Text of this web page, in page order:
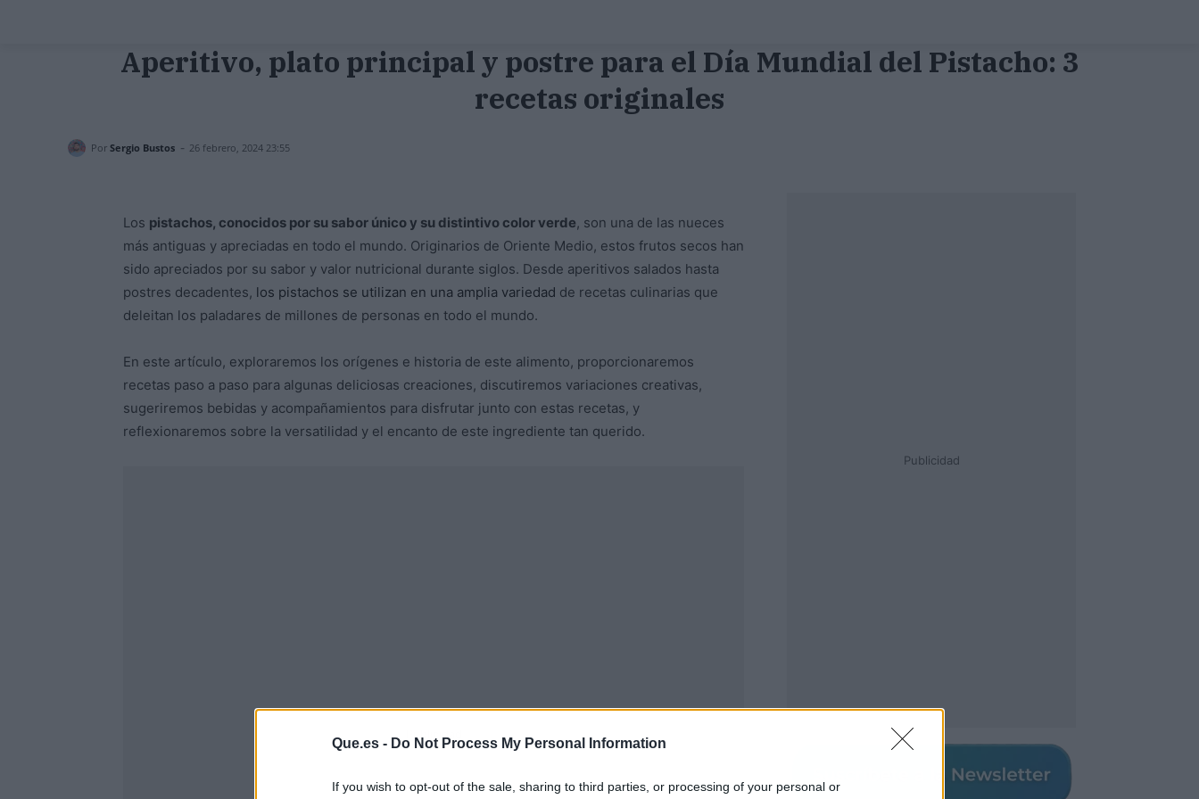
Que.es - Do Not Process My Personal Information
If you wish to opt-out of the sale, sharing to third parties, or processing of your personal or
Aperitivo, plato principal y postre para el Día Mundial del Pistacho: 3
recetas originales
Por Sergio Bustos - 26 febrero, 2024 23:55
Los pistachos, conocidos por su sabor único y su distintivo color verde, son una de las nueces
más antiguas y apreciadas en todo el mundo. Originarios de Oriente Medio, estos frutos secos han
sido apreciados por su sabor y valor nutricional durante siglos. Desde aperitivos salados hasta
postres decadentes, los pistachos se utilizan en una amplia variedad de recetas culinarias que
deleitan los paladares de millones de personas en todo el mundo.
En este artículo, exploraremos los orígenes e historia de este alimento, proporcionaremos
recetas paso a paso para algunas deliciosas creaciones, discutiremos variaciones creativas,
sugeriremos bebidas y acompañamientos para disfrutar junto con estas recetas, y
reflexionaremos sobre la versatilidad y el encanto de este ingrediente tan querido.
Publicidad